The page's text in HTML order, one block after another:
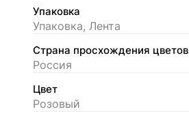
Упаковка
Упаковка, Лента
Страна просхождения цветов
Россия
Цвет
Розовый